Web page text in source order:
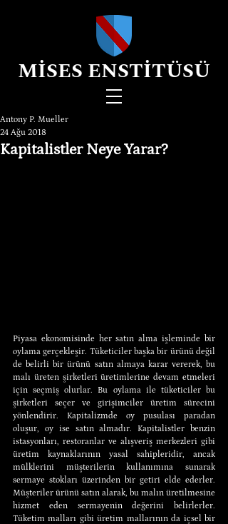
MİSES ENSTİTÜSÜ
Kapitalistler Neye Yarar?
Antony P. Mueller
24 Ağu 2018
Piyasa ekonomisinde her satın alma işleminde bir
oylama gerçekleşir. Tüketiciler başka bir ürünü değil
de belirli bir ürünü satın almaya karar vererek, bu
malı üreten şirketleri üretimlerine devam etmeleri
için seçmiş olurlar. Bu oylama ile tüketiciler bu
şirketleri seçer ve girişimciler üretim sürecini
yönlendirir. Kapitalizmde oy pusulası paradan
oluşur, oy ise satın almadır. Kapitalistler benzin
istasyonları, restoranlar ve alışveriş merkezleri gibi
üretim kaynaklarının yasal sahipleridir, ancak
mülklerini müşterilerin kullanımına sunarak
sermaye stokları üzerinden bir getiri elde ederler.
Müşteriler ürünü satın alarak, bu malın üretilmesine
hizmet eden sermayenin değerini belirlerler.
Tüketim malları gibi üretim mallarının da içsel bir